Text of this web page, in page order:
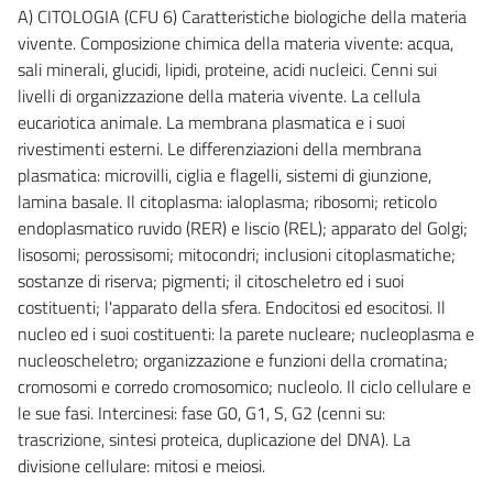
A) CITOLOGIA (CFU 6) Caratteristiche biologiche della materia
vivente. Composizione chimica della materia vivente: acqua,
sali minerali, glucidi, lipidi, proteine, acidi nucleici. Cenni sui
livelli di organizzazione della materia vivente. La cellula
eucariotica animale. La membrana plasmatica e i suoi
rivestimenti esterni. Le differenziazioni della membrana
plasmatica: microvilli, ciglia e flagelli, sistemi di giunzione,
lamina basale. Il citoplasma: ialoplasma; ribosomi; reticolo
endoplasmatico ruvido (RER) e liscio (REL); apparato del Golgi;
lisosomi; perossisomi; mitocondri; inclusioni citoplasmatiche;
sostanze di riserva; pigmenti; il citoscheletro ed i suoi
costituenti; l'apparato della sfera. Endocitosi ed esocitosi. Il
nucleo ed i suoi costituenti: la parete nucleare; nucleoplasma e
nucleoscheletro; organizzazione e funzioni della cromatina;
cromosomi e corredo cromosomico; nucleolo. Il ciclo cellulare e
le sue fasi. Intercinesi: fase G0, G1, S, G2 (cenni su:
trascrizione, sintesi proteica, duplicazione del DNA). La
divisione cellulare: mitosi e meiosi.